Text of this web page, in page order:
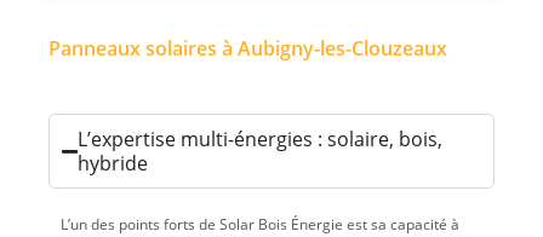
Panneaux solaires à Aubigny-les-Clouzeaux
L’expertise multi-énergies : solaire, bois,
hybride
L’un des points forts de Solar Bois Énergie est sa capacité à